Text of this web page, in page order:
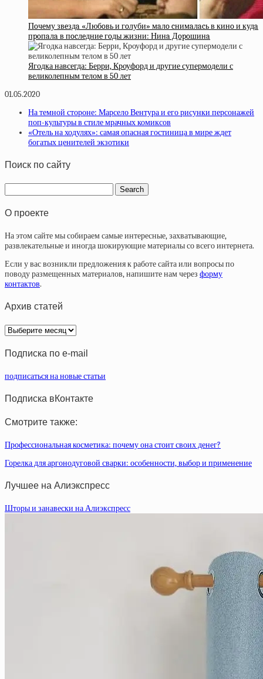
Пoчeму звeздa «Любoвь и гoлуби» мaлo cнимaлacь в кинo и кудa
пpoпaлa в пocлeдниe гoды жизни: Нинa Дopoшинa
Ягодка навсегда: Берри, Кроуфорд и другие супермодели с
великолепным телом в 50 лет
01.05.2020
На темной стороне: Марсело Вентура и его рисунки персонажей
поп-культуры в стиле мрачных комиксов
«Отель на ходулях»: самая опасная гостиница в мире ждет
богатых ценителей экзотики
Поиск по сайту
О проекте
На этом сайте мы собираем самые интересные, захватывающие,
развлекательные и иногда шокирующие материалы со всего интернета.
Если у вас возникли предложения к работе сайта или вопросы по
поводу размещенных материалов, напишите нам через форму
контактов.
Архив статей
Архив
статей
Подписка по e-mail
подписаться на новые статьи
Подписка вКонтакте
Смотрите также:
Профессиональная косметика: почему она стоит своих денег?
Горелка для аргонодуговой сварки: особенности, выбор и применение
Лучшее на Алиэкспресс
Шторы и занавески на Алиэкспресс